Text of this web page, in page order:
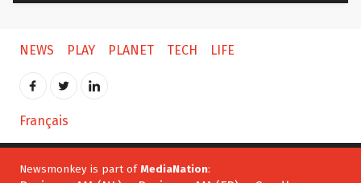
NEWS PLAY PLANET TECH LIFE
Français
Newsmonkey is part ofMediaNation: